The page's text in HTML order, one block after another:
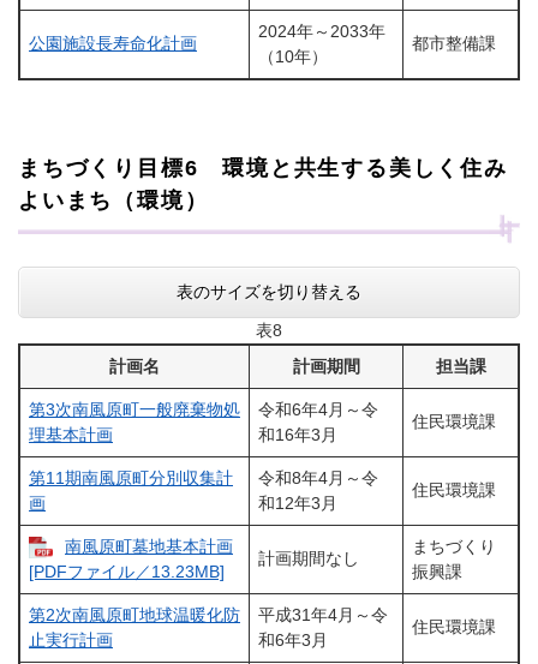
公園施設長寿命化計画
2024年～2033年
（10年）
都市整備課
まちづくり目標6 環境と共生する美しく住み
よいまち（環境）
表のサイズを切り替える
表8
計画名
計画期間 担当課
第3次南風原町一般廃棄物処
理基本計画
令和6年4月～令
和16年3月
住民環境課
第11期南風原町分別収集計
画
令和8年4月～令
和12年3月
住民環境課
南風原町墓地基本計画
[PDFファイル／13.23MB]
計画期間なし
まちづくり
振興課
第2次南風原町地球温暖化防
止実行計画
平成31年4月～令
和6年3月
住民環境課